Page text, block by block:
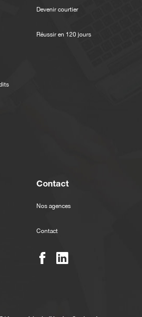
Devenir courtier
Réussir en 120 jours
Contact
Nos agences
Contact